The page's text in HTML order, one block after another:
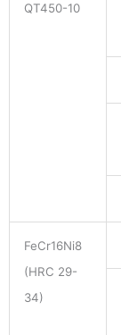
QT450-10
FeCr16Ni8
(HRC 29-
34)